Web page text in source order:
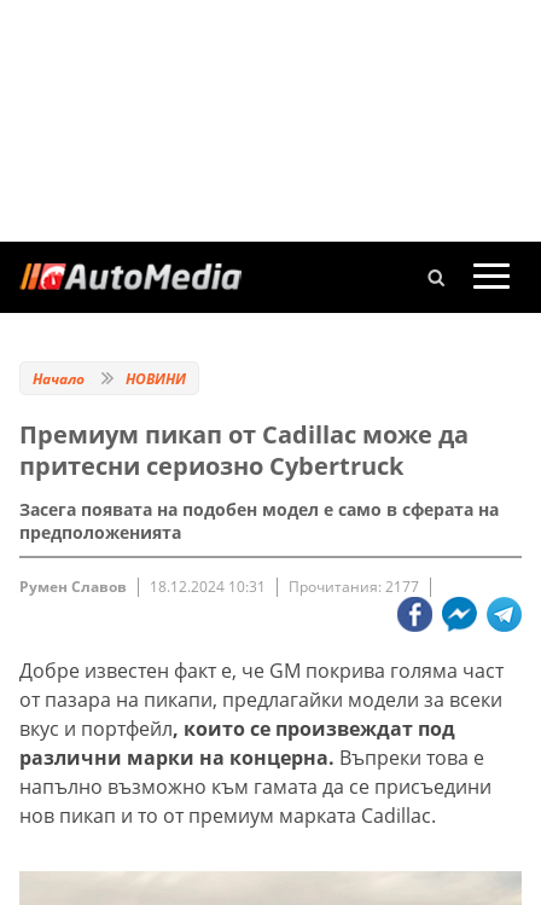
Начало НОВИНИ
Премиум пикап от Cadillac може да
притесни сериозно Cybertruck
Засега появата на подобен модел е само в сферата на
предположенията
Румен Славов 18.12.2024 10:31 Прочитания: 2177
Добре известен факт е, че GM покрива голяма част
от пазара на пикапи, предлагайки модели за всеки
вкус и портфейл, които се произвеждат под
различни марки на концерна. Въпреки това е
напълно възможно към гамата да се присъедини
нов пикап и то от премиум марката Cadillac.